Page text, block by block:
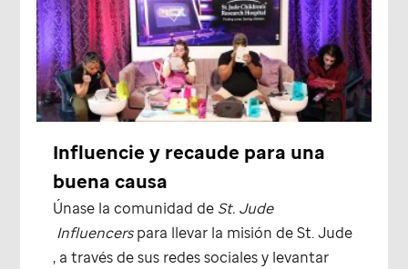
Influencie y recaude para una
buena causa
Únase la comunidad de St. Jude
Influencerspara llevar la misión deSt. Jude
, a través de sus redes sociales y levantar